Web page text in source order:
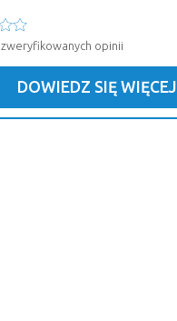
zweryfikowanych opinii
DOWIEDZ SIĘ WIĘCEJ